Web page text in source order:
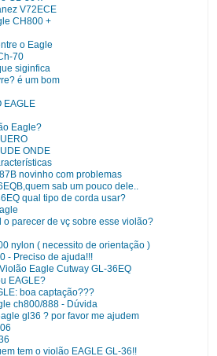
V72ECE
CH800 +
o Eagle
70
siginfica
é um bom
EAGLE
Eagle?
ONDE
novinho com problemas
sab um pouco dele..
qual tipo de corda usar?
o parecer de vç sobre esse violão?
nylon ( necessito de orientação )
- Preciso de ajuda!!!
Eagle Cutway GL-36EQ
EAGLE?
boa captação???
ch800/888 - Dúvida
gl36 ? por favor me ajudem
tem o violão EAGLE GL-36!!